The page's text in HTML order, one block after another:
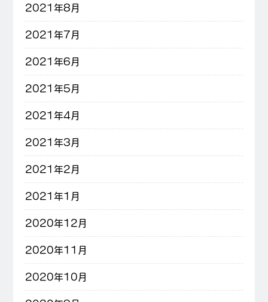
2021年8月
2021年7月
2021年6月
2021年5月
2021年4月
2021年3月
2021年2月
2021年1月
2020年12月
2020年11月
2020年10月